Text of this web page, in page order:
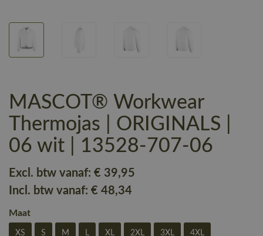
MASCOT® Workwear
Thermojas | ORIGINALS |
06 wit | 13528-707-06
Excl. btw vanaf: € 39,95
Incl. btw vanaf: € 48,34
Maat
XS S M L XL 2XL 3XL 4XL